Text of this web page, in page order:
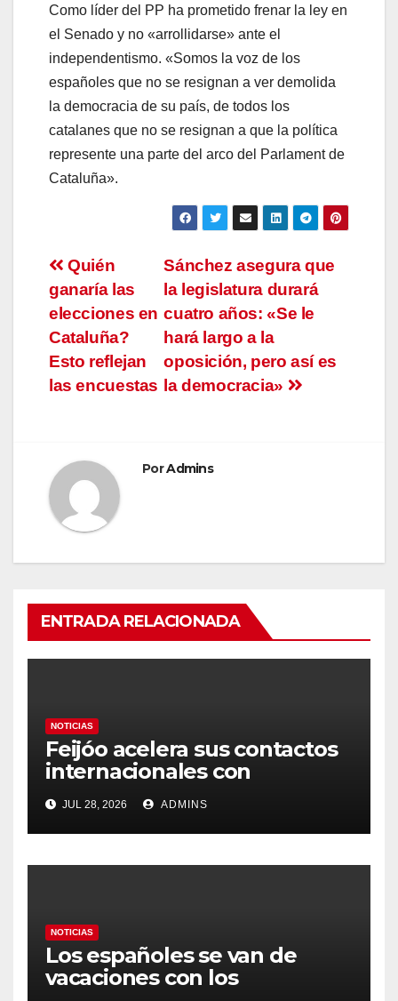
Como líder del PP ha prometido frenar la ley en
el Senado y no «arrollidarse» ante el
independentismo. «Somos la voz de los
españoles que no se resignan a ver demolida
la democracia de su país, de todos los
catalanes que no se resignan a que la política
represente una parte del arco del Parlament de
Cataluña».
Navegación
de
entradas
Sánchez asegura que
la legislatura durará
cuatro años: «Se le
hará largo a la
oposición, pero así es
la democracia»
Quién
ganaría las
elecciones en
Cataluña?
Esto reflejan
las encuestas
PorAdmins
ENTRADA RELACIONADA
NOTICIAS
Feijóo acelera sus contactos
internacionales con
Latinoamérica como socio
prioritario en su agenda de
gobierno
JUL 28, 2026 ADMINS
NOTICIAS
Los españoles se van de
vacaciones con los